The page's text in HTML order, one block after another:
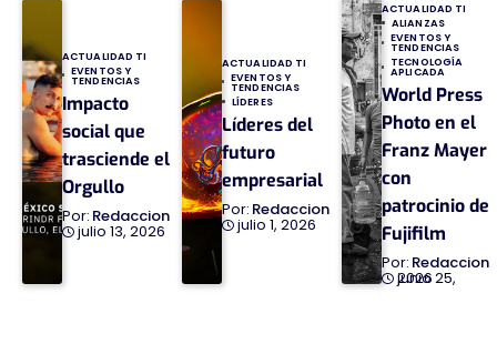
ACTUALIDAD TI
EVENTOS Y
TENDENCIAS
Impacto
social que
trasciende el
Orgullo
Redaccion
julio 13, 2026
ACTUALIDAD TI
EVENTOS Y
TENDENCIAS
LÍDERES
Líderes del
futuro
empresarial
Redaccion
julio 1, 2026
ACTUALIDAD TI
ALIANZAS
EVENTOS Y
TENDENCIAS
TECNOLOGÍA
APLICADA
World Press
Photo en el
Franz Mayer
con
patrocinio de
Fujifilm
Redaccion
junio 25, 2026